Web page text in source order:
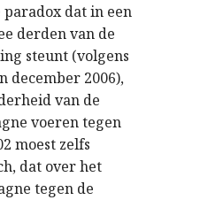
dat in een
derden van de
steunt (volgens
december 2006),
van de
voeren tegen
moest zelfs
dat over het
tegen de